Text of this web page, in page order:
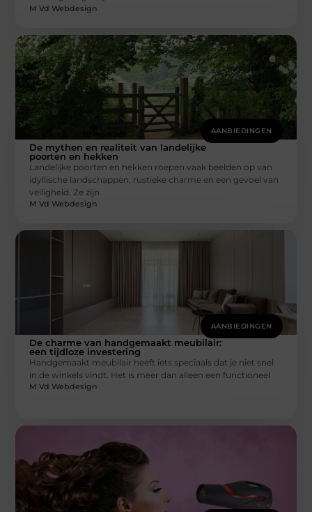
M Vd Webdesign
AANBIEDINGEN
De mythen en realiteit van landelijke
poorten en hekken
Landelijke poorten en hekken roepen vaak beelden op van
idyllische landschappen, rustieke charme en een gevoel van
veiligheid. Ze zijn
M Vd Webdesign
AANBIEDINGEN
De charme van handgemaakt meubilair:
een tijdloze investering
Handgemaakt meubilair heeft iets speciaals dat je niet snel
in de winkels vindt. Het is meer dan alleen een functioneel
M Vd Webdesign